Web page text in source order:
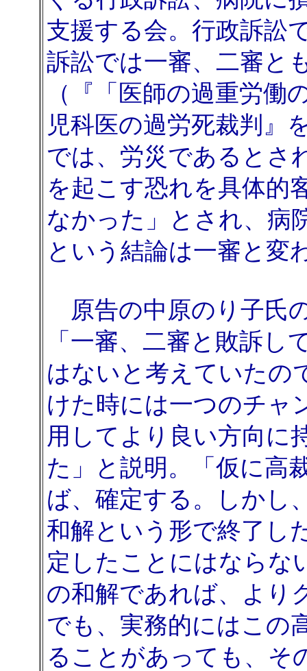
支援する会。行政訴訟
訴訟では一審、二審と
（『「医師の過重労働
児科医の過労死裁判』
では、労災であるとさ
を起こす恐れを具体的
なかった」とされ、病
という結論は一審と変
原告の中原のり子氏
「一審、二審と敗訴し
はないと考えていたの
けた時には一つのチャ
用してより良い方向に
た」と説明。「仮に高
ば、確定する。しかし
和解という形で終了し
定したことにはならな
の和解であれば、より
でも、実務的にはこの
ることがあっても、そ